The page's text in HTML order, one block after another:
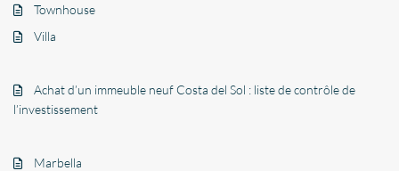
Townhouse
Villa
Achat d’un immeuble neuf Costa del Sol : liste de contrôle de
l’investissement
Marbella